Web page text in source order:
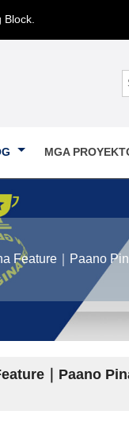
MGA
Feature｜Paano
｜Paano